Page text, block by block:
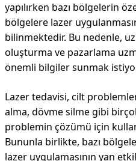
yapılırken bazı bölgelerin
bölgelere lazer
bilinmektedir. Bu nedenle,
oluşturma ve pazarlama
önemli bilgiler sunmak
Lazer tedavisi, cilt
alma, dövme silme gibi
problemin çözümü için
Bununla birlikte, bazı
lazer uygulamasının yan